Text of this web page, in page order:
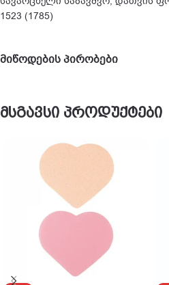
1523 (1785)
მიწოდების პირობები
მსგავსი პროდუქტები